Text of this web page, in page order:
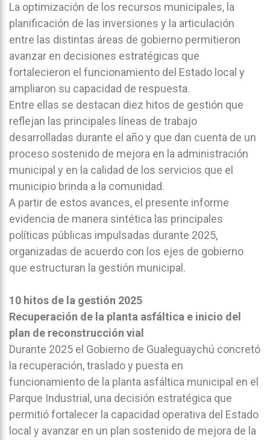
La optimización de los recursos municipales, la
planificación de las inversiones y la articulación
entre las distintas áreas de gobierno permitieron
avanzar en decisiones estratégicas que
fortalecieron el funcionamiento del Estado local y
ampliaron su capacidad de respuesta.
Entre ellas se destacan diez hitos de gestión que
reflejan las principales líneas de trabajo
desarrolladas durante el año y que dan cuenta de un
proceso sostenido de mejora en la administración
municipal y en la calidad de los servicios que el
municipio brinda a la comunidad.
A partir de estos avances, el presente informe
evidencia de manera sintética las principales
políticas públicas impulsadas durante 2025,
organizadas de acuerdo con los ejes de gobierno
que estructuran la gestión municipal.
10 hitos de la gestión 2025
Recuperación de la planta asfáltica e inicio del
plan de reconstrucción vial
Durante 2025 el Gobierno de Gualeguaychú concretó
la recuperación, traslado y puesta en
funcionamiento de la planta asfáltica municipal en el
Parque Industrial, una decisión estratégica que
permitió fortalecer la capacidad operativa del Estado
local y avanzar en un plan sostenido de mejora de la